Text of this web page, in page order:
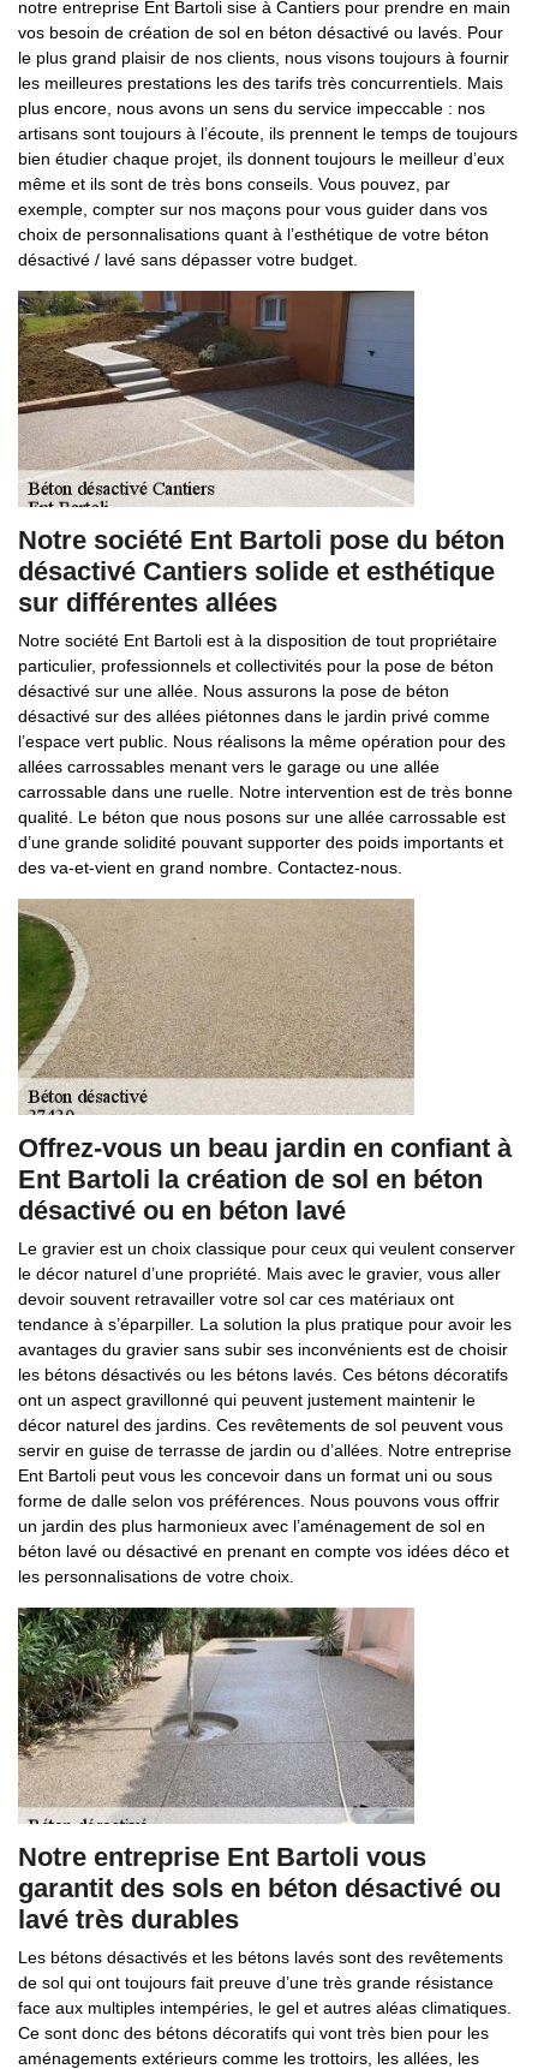
notre entreprise Ent Bartoli sise à Cantiers pour prendre en main
vos besoin de création de sol en béton désactivé ou lavés. Pour
le plus grand plaisir de nos clients, nous visons toujours à fournir
les meilleures prestations les des tarifs très concurrentiels. Mais
plus encore, nous avons un sens du service impeccable : nos
artisans sont toujours à l’écoute, ils prennent le temps de toujours
bien étudier chaque projet, ils donnent toujours le meilleur d’eux
même et ils sont de très bons conseils. Vous pouvez, par
exemple, compter sur nos maçons pour vous guider dans vos
choix de personnalisations quant à l’esthétique de votre béton
désactivé / lavé sans dépasser votre budget.
Notre société Ent Bartoli pose du béton
désactivé Cantiers solide et esthétique
sur différentes allées
Notre société Ent Bartoli est à la disposition de tout propriétaire
particulier, professionnels et collectivités pour la pose de béton
désactivé sur une allée. Nous assurons la pose de béton
désactivé sur des allées piétonnes dans le jardin privé comme
l’espace vert public. Nous réalisons la même opération pour des
allées carrossables menant vers le garage ou une allée
carrossable dans une ruelle. Notre intervention est de très bonne
qualité. Le béton que nous posons sur une allée carrossable est
d’une grande solidité pouvant supporter des poids importants et
des va-et-vient en grand nombre. Contactez-nous.
Offrez-vous un beau jardin en confiant à
Ent Bartoli la création de sol en béton
désactivé ou en béton lavé
Le gravier est un choix classique pour ceux qui veulent conserver
le décor naturel d’une propriété. Mais avec le gravier, vous aller
devoir souvent retravailler votre sol car ces matériaux ont
tendance à s’éparpiller. La solution la plus pratique pour avoir les
avantages du gravier sans subir ses inconvénients est de choisir
les bétons désactivés ou les bétons lavés. Ces bétons décoratifs
ont un aspect gravillonné qui peuvent justement maintenir le
décor naturel des jardins. Ces revêtements de sol peuvent vous
servir en guise de terrasse de jardin ou d’allées. Notre entreprise
Ent Bartoli peut vous les concevoir dans un format uni ou sous
forme de dalle selon vos préférences. Nous pouvons vous offrir
un jardin des plus harmonieux avec l’aménagement de sol en
béton lavé ou désactivé en prenant en compte vos idées déco et
les personnalisations de votre choix.
Notre entreprise Ent Bartoli vous
garantit des sols en béton désactivé ou
lavé très durables
Les bétons désactivés et les bétons lavés sont des revêtements
de sol qui ont toujours fait preuve d’une très grande résistance
face aux multiples intempéries, le gel et autres aléas climatiques.
Ce sont donc des bétons décoratifs qui vont très bien pour les
aménagements extérieurs comme les trottoirs, les allées, les